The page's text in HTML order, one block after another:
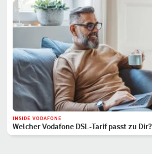
INSIDE VODAFONE
Welcher Vodafone DSL-Tarif passt zu Dir?